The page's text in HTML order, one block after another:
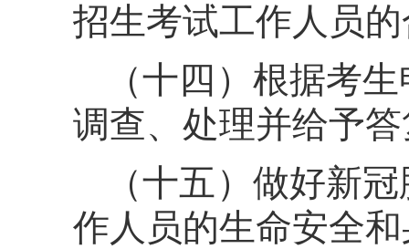
招生考试工作人员
（十四）根据考
调查、处理并给予
（十五）做好新
作人员的生命安全